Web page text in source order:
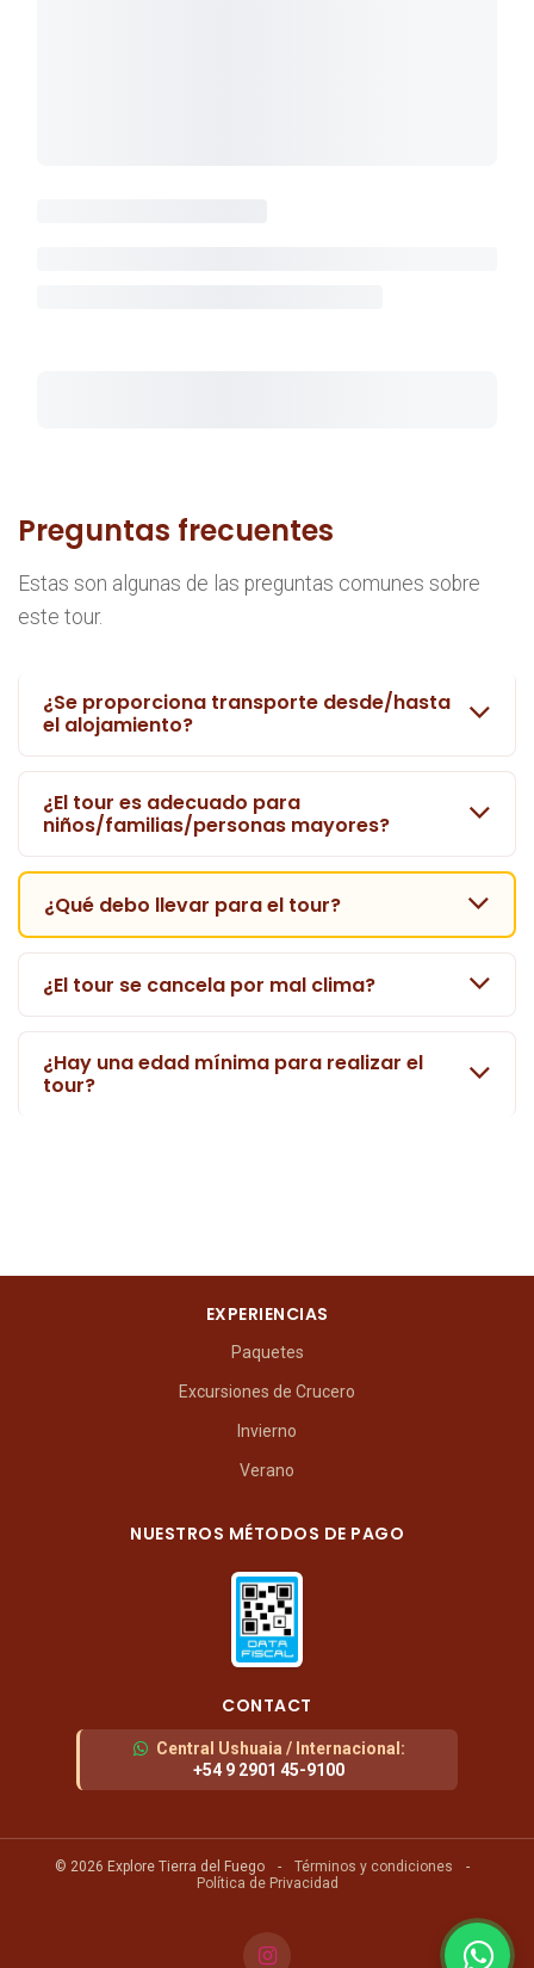
Preguntas frecuentes
Estas son algunas de las preguntas comunes sobre
este tour.
¿Se proporciona transporte desde/hasta
el alojamiento?
¿El tour es adecuado para
niños/familias/personas mayores?
¿Qué debo llevar para el tour?
¿El tour se cancela por mal clima?
¿Hay una edad mínima para realizar el
tour?
EXPERIENCIAS
Paquetes
Excursiones de Crucero
Invierno
Verano
NUESTROS MÉTODOS DE PAGO
CONTACT
Central Ushuaia / Internacional :
+54 9 2901 45-9100
© 2026 Explore Tierra del Fuego - Términos y condiciones
-
Política de Privacidad